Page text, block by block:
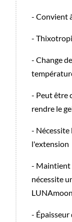
- Convient
-
- Change
- Peut être
rendre le
- Nécessite
l'extension
- Maintient
nécessite
LUNAmoon
- Épaisseur